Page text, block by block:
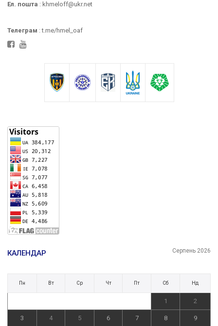
Ел. пошта : khmeloff@ukr.net
Телеграм : t.me/hmel_oaf
КАЛЕНДАР Серпень 2026
Пн Вт Ср Чт Пт Сб Нд
1 2
3 4 5 6 7 8 9